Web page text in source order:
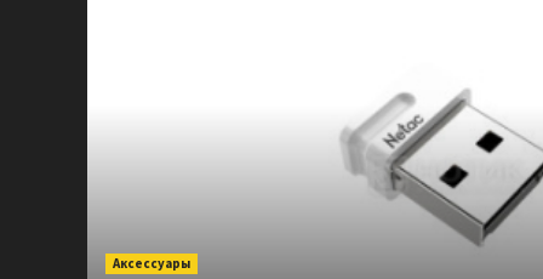
Аксессуары